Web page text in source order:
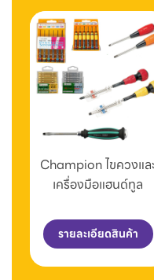
Champion ไขควงแล
เครื่องมือแฮนด์ทูล
รายละเอียดสินค้า